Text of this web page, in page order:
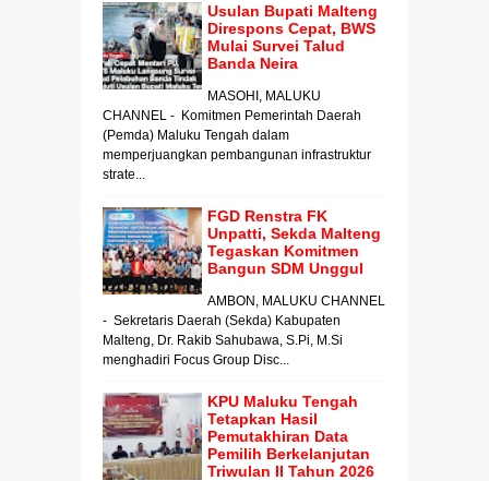
Usulan Bupati Malteng
Direspons Cepat, BWS
Mulai Survei Talud
Banda Neira
MASOHI, MALUKU
CHANNEL - Komitmen Pemerintah Daerah
(Pemda) Maluku Tengah dalam
memperjuangkan pembangunan infrastruktur
strate...
FGD Renstra FK
Unpatti, Sekda Malteng
Tegaskan Komitmen
Bangun SDM Unggul
AMBON, MALUKU CHANNEL
- Sekretaris Daerah (Sekda) Kabupaten
Malteng, Dr. Rakib Sahubawa, S.Pi, M.Si
menghadiri Focus Group Disc...
KPU Maluku Tengah
Tetapkan Hasil
Pemutakhiran Data
Pemilih Berkelanjutan
Triwulan II Tahun 2026